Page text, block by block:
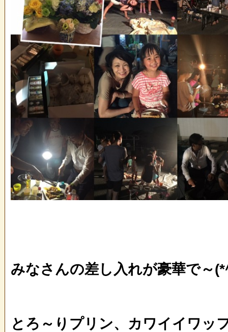
みなさんの差し入れが豪華で～
とろ～りプリン、カワイイワッ